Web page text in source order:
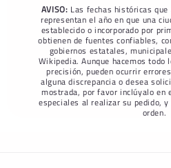
AVISO: Las fechas históricas
representan el año en que una
establecido o incorporado por
obtienen de fuentes confiables,
gobiernos estatales,
Wikipedia. Aunque hacemos
precisión, pueden ocurrir
alguna discrepancia o desea
mostrada, por favor inclúyalo en
especiales al realizar su pedido,
orden.